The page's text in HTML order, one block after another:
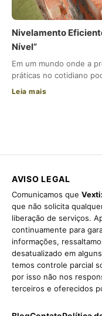
Nivelamento
Nível”
Em um mundo onde a
práticas no cotidiano
Leia mais
AVISO LEGAL
Comunicamos que
que não solicita
liberação de serviços.
continuamente para
informações,
desatualizado em
temos controle parcial
por isso não nos
terceiros e oferecidos